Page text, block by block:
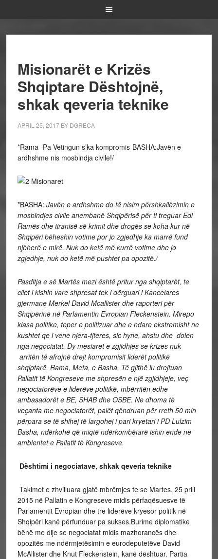
Misionarët e Krizës
Shqiptare Dështojnë,
shkak qeveria teknike
APRIL 25, 2017BY DGRECA
*Rama- Pa Vetingun s’ka kompromis-BASHA:Javën e
ardhshme nis mosbindja civile!/
*BASHA: Javën e ardhshme do të nisim përshkallëzimin e
mosbindjes civile anembanë Shqipërisë për ti treguarEdi
Ramës dhe tiranisë së krimit dhe drogës se koha kur në
Shqipëri bëheshin votime por jo zgjedhje ka marrë fund
njëherë e mirë. Nuk do ketë më kurrë votime dhe jo
zgjedhje, nuk do ketë më pushtet pa opozitë./
Pasditja e së Martës mezi është pritur nga shqiptarët, te
cilet i kishin vare shpresat tek i dërguari i Kancelares
gjermane Merkel David Mcallister dhe raporteri për
Shqipërinë në Parlamentin Evropian Fleckenstein. Mirepo
klasa politike, teper e politizuar dhe e ndare ekstremisht ne
kushtet qe i vene njera-tjteres, sic hyne, ahstu dhe dolen
nga negociatat. Dy mesiaret e zgjidhjes se krizes nuk
arritën të afrojnë drejt kompromisit liderët politikë
shqiptarë, Rama, Meta, e Basha. Të gjithë iu drejtuan
Pallatit të Kongreseve me shpresën e një zgjidhjeje, veç
negociatorëve e liderëve politikë, mbërritën edhe
ambasadorët e BE, SHAB dhe OSBE. Ne dhoma të
veçanta me negociatorët, palët qëndruan për rreth 50 min
përpara se të shihej të largohej i pari kryetari i PD Lulzim
Basha, ndërkohë që miqtë ndërkombëtarë ishin ende ne
ambientet e Pallatit të Kongreseve.
Dështimi i negociatave, shkak qeveria teknike
Takimet e zhvilluara gjatë mbrëmjes te se Martes, 25 prill
2015 në Pallatin e Kongreseve midis përfaqësuesve të
Parlamentit Evropian dhe tre liderëve kryesor politik në
Shqipëri kanë përfunduar pa sukses.Burime diplomatike
bënë me dije se negociatat midis mazhorancës dhe
opozitës me ndërmjetësimin e eurodeputetëve David
McAllister dhe Knut Fleckenstein, kanë dështuar. Partia